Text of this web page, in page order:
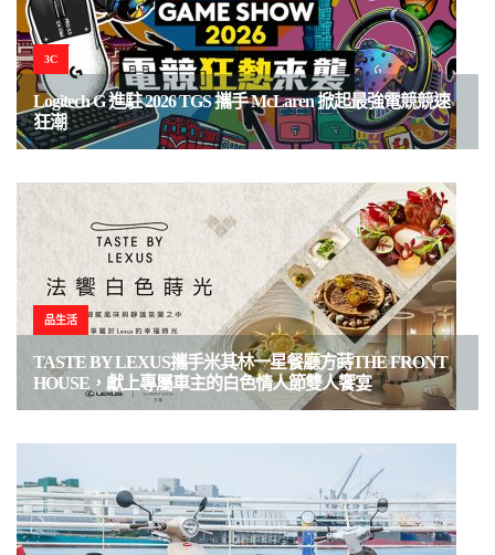
3C
Logitech G 進駐 2026 TGS 攜手 McLaren 掀起最強電競競速
狂潮
品生活
TASTE BY LEXUS攜手米其林一星餐廳方蒔THE FRONT
HOUSE，獻上專屬車主的白色情人節雙人饗宴